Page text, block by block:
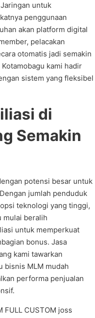
untuk
penggunaan
akan platform digital
pelacakan
otomatis jadi semakin
kami hadir
sistem yang fleksibel
di
Semakin
potensi besar untuk
jumlah penduduk
teknologi yang tinggi,
mulai beralih
untuk memperkuat
bonus. Jasa
kami tawarkan
bisnis MLM mudah
performa penjualan